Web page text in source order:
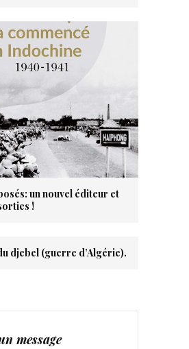
un nouvel éditeur et
!
djebel (guerre d’Algérie).
message